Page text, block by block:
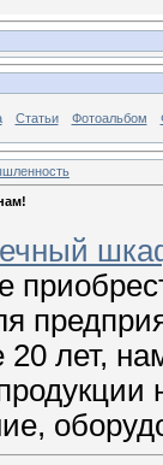
Статьи Фотоальбом
20 лет,